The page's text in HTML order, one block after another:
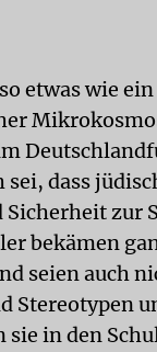
etwas wie ein
sei, dass
zur
bekämen
seien auch
Stereotypen
in den